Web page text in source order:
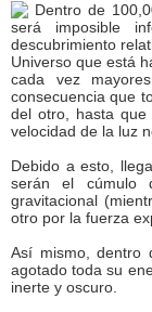
Dentro de
será imposible
descubrimiento
Universo que está
cada vez
consecuencia que
del otro, hasta
velocidad de la luz
Debido a esto,
serán el cúmulo
gravitacional
otro por la fuerza
Así mismo, dentro
agotado toda su
inerte y oscuro.